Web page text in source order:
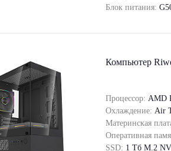
Блок питания:
Компьютер
Процессор: AMD
Охлаждение: Air
Материнская
Оперативная
SSD: 1 Tб M.2